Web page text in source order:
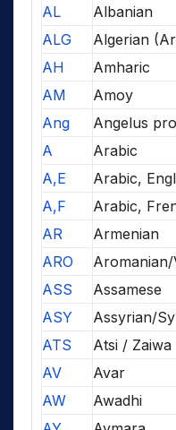
AL
Albanian
ALG
Algerian
AH
Amharic
AM
Amoy
Ang
Angelus
A
Arabic
A,E
Arabic,
A,F
Arabic,
AR
Armenian
ARO
ASS
Assamese
ASY
Assyrian/
ATS
Atsi / Zaiwa
AV
Avar
AW
Awadhi